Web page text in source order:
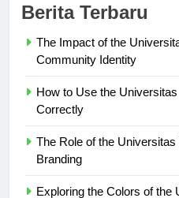
The Impact of the
How to Use the Universitas
The Role of the Universitas